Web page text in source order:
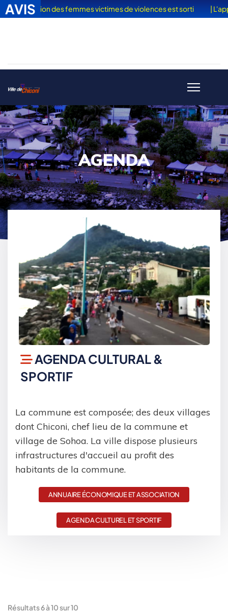
AGENDA
AGENDA CULTURAL &
SPORTIF
La commune est composée; des deux villages
dont Chiconi, chef lieu de la commune et
village de Sohoa. La ville dispose plusieurs
infrastructures d'accueil au profit des
habitants de la commune.
ANNUAIRE ÉCONOMIQUE ET ASSOCIATION
AGENDA CULTUREL ET SPORTIF
Résultats6à10sur10
AVIS
des femmes victimes de violences est sorti | L'appel à